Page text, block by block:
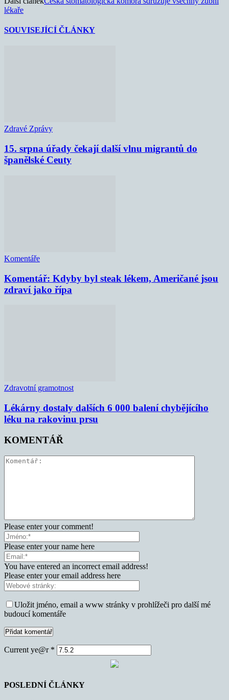
lékaře
SOUVISEJÍCÍ ČLÁNKY
Zdravé Zprávy
15. srpna úřady čekají další vlnu migrantů do
španělské Ceuty
Komentáře
Komentář: Kdyby byl steak lékem, Američané jsou
zdraví jako řípa
Zdravotní gramotnost
Lékárny dostaly dalších 6 000 balení chybějícího
léku na rakovinu prsu
KOMENTÁŘ
Please enter your comment!
Please enter your name here
You have entered an incorrect email address!
Please enter your email address here
Uložit jméno, email a www stránky v prohlížeči pro další mé
budoucí komentáře
Current ye@r *
POSLEDNÍ ČLÁNKY